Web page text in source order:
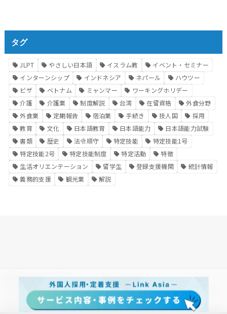
タグ
JLPT やさしい日本語 イスラム教
イベント・セミナー
インターンシップ
インドネシア ネパール
ハウツー
ビザ
ベトナム ミャンマー
ワーキングホリデー
介護
介護業 制度解説 台湾 在留資格
外食分野
外食業
定期報告 宿泊業 手続き 技人国
採用
教育
文化 日本語教育 日本語能力
日本語能力試験
書類
歴史 法令順守 特定技能
特定技能1号
特定技能2号
特定技能制度 特定活動
特徴
生活オリエンテーション
留学生 登録支援機関
統計情報
義務的支援
観光業 解説
その他・雑談
JLPTとJFT-Basicの違いとは？外国人雇用で知っておきたい2つの日本語試験